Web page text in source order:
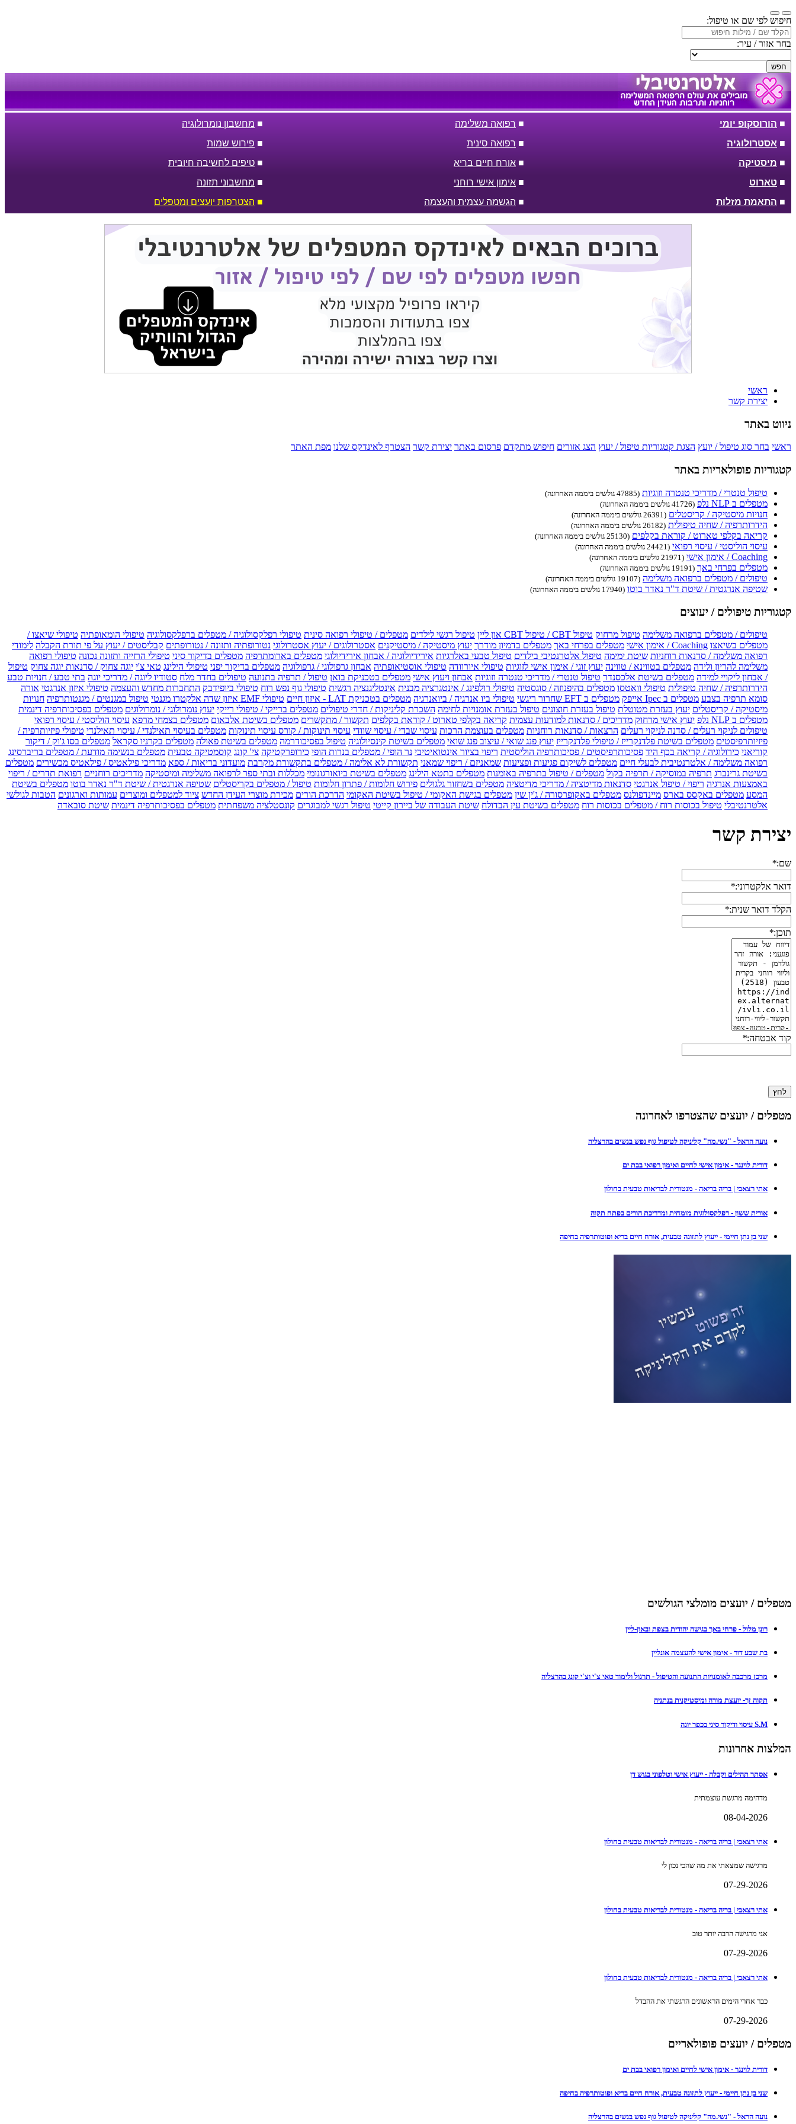
חיפוש לפי שם או טיפול:
בחר אזור / עיר:
חפש
■ הורוסקופ יומי ■ רפואה משלימה ■ מחשבון נומרולוגיה
■ אסטרולוגיה ■ רפואה סינית ■ פירוש שמות
■ מיסטיקה ■ אורח חיים בריא ■ טיפים לחשיבה חיובית
■ טארוט ■ אימון אישי רוחני ■ מחשבוני תזונה
■ התאמת מזלות ■ הגשמה עצמית והעצמה ■ הצטרפות יועצים ומטפלים
ראשי
יצירת קשר
ניווט באתר
ראשי בחר סוג טיפול / יועץ הצגת קטגוריות טיפול / יעוץ הצג אזורים חיפוש מתקדם פרסום באתר יצירת קשר הצטרף לאינדקס שלנו מפת האתר
קטגוריות פופולאריות באתר
טיפול טנטרי / מדריכי טנטרה וזוגיות (47885 גולשים ביממה האחרונה)
מטפלים ב NLP נלפ (41726 גולשים ביממה האחרונה)
חנויות מיסטיקה / קריסטלים (26391 גולשים ביממה האחרונה)
הידרותרפיה / שחיה טיפולית (26182 גולשים ביממה האחרונה)
קריאה בקלפי טארוט / קוראת בקלפים (25130 גולשים ביממה האחרונה)
עיסוי הוליסטי / עיסוי רפואי (24421 גולשים ביממה האחרונה)
Coaching / אימון אישי (21971 גולשים ביממה האחרונה)
מטפלים בפרחי באך (19191 גולשים ביממה האחרונה)
טיפולים / מטפלים ברפואה משלימה (19107 גולשים ביממה האחרונה)
שטיפה אנרגטית / שיטת ד"ר נאדר בוטו (17940 גולשים ביממה האחרונה)
קטגוריות טיפולים / יעוצים
טיפולים / מטפלים ברפואה משלימה טיפול מרחוק טיפול CBT / טיפול CBT און ליין טיפול רגשי לילדים מטפלים / טיפולי רפואה סינית טיפולי רפלקסולוגיה / מטפלים ברפלקסולוגיה טיפולי הומאופתיה טיפולי שיאצו /
מטפלים בשיאצו Coaching / אימון אישי מטפלים בפרחי באך מטפלים בדמיון מודרך יעוץ מיסטיקה / מיסטיקנים אסטרולוגים / יעוץ אסטרולוגי נטורופתיה ותזונה / נטורופתים קבליסטים / יעוץ על פי תורת הקבלה לימודי
רפואה משלימה / סדנאות רוחניות שיטת ימימה טיפול אלטרנטיבי בילדים טיפול טבעי באלרגיות אירידיולוגיה / אבחון אירידיולוגי מטפלים בארומתרפיה מטפלים בדיקור סיני טיפולי הרזייה ותזונה נכונה טיפולי רפואה
משלימה להריון ולידה מטפלים בטווינא / טווינה יעוץ זוגי / אימון אישי לזוגיות טיפולי איורוודה טיפולי אוסטיאופתיה אבחון גרפולוגי / גרפולוגיה מטפלים בדיקור יפני טיפולי הילינג טאי צ'י יוגה צחוק / סדנאות יוגה צחוק טיפול
/ אבחון ליקויי למידה מטפלים בשיטת אלכסנדר טיפול טנטרי / מדריכי טנטרה וזוגיות אבחון ויעוץ אישי מטפלים בטכניקת בואן טיפול / תרפיה בתנועה טיפולים בחדר מלח סטודיו ליוגה / מדריכי יוגה בתי טבע / חנויות טבע
הידרותרפיה / שחיה טיפולית טיפולי וואטסו מטפלים בהיפנוזה / סוגסטיה טיפולי רולפינג / אינטגרציה מבנית אינטליגנציה רגשית טיפולי גוף נפש רוח טיפולי ביופידבק התחברות מחדש והעצמה טיפולי איזון אנרגטי אורה
סומא תרפיה בצבע מטפלים ב Ipec אייפק מטפלים ב EFT שחרור ריגשי טיפולי ביו אנרגיה / ביואנרגיה מטפלים בטכניקת LAT - איזון חיים טיפולי EMF איזון שדה אלקטרו מגנטי טיפול במגנטים / מגנטותרפיה חנויות
מיסטיקה / קריסטלים יעוץ בעזרת מטוטלת טיפול בעזרת חוצונים טיפול בעזרת אומנויות לחימה השכרת קליניקות / חדרי טיפולים מטפלים ברייקי / טיפולי רייקי יעוץ נומרולוגי / נומרולוגים מטפלים בפסיכותרפיה דינמית
מטפלים ב NLP נלפ
יעוץ אישי מרחוק מדריכים / סדנאות למודעות עצמית קריאה בקלפי טארוט / קוראת בקלפים תקשור / מתקשרים מטפלים בשיטת אלבאום מטפלים בצמחי מרפא עיסוי הוליסטי / עיסוי רפואי
טיפולים לניקוי רעלים / סדנה לניקוי רעלים הרצאות / סדנאות רוחניות מטפלים בעוצמת הרכות עיסוי שבדי / עיסוי שוודי עיסוי תינוקות / קורס עיסוי תינוקות מטפלים בעיסוי תאילנדי / עיסוי תאילנדי טיפולי פיזיותרפיה /
פיזיותרפיסטים מטפלים בשיטת פלדנקרייז / טיפולי פלדנקרייז יעוץ פנג שואי / עיצוב פנג שואי מטפלים בשיטת קינסיולוגיה טיפול בפסיכודרמה מטפלים בשיטת פאולה מטפלים בקרניו סקראל מטפלים בסו ג'וק / דיקור
קוריאני כירולוגיה / קריאה בכף היד פסיכותרפיסטים / פסיכותרפיה הוליסטית ריפוי בציור אינטואיטיבי נר הופי / מטפלים בנרות הופי כירופרקטיקה צי' קונג קוסמטיקה טבעית מטפלים בנשימה מודעת / מטפלים בריברסינג
רפואה משלימה / אלטרנטיבית לבעלי חיים מטפלים לשיקום פגיעות ופציעות שמאניזם / ריפוי שמאני תקשורת לא אלימה / מטפלים בתקשורת מקרבת מועדוני בריאות / ספא מדריכי פילאטיס / פילאטיס מכשירים מטפלים
בשיטת גרינברג תרפיה במוסיקה / תרפיה בקול מטפלים / טיפול בתרפיה באומנות מטפלים בתטא הילינג מטפלים בשיטת ביואורגונומי מכללות ובתי ספר לרפואה משלימה ומיסטיקה מדריכים רוחניים רפואת תדרים / ריפוי
באמצעות אנרגיה ריפוי / טיפול אנרגטי סדנאות מדיטציה / מדריכי מדיטציה מטפלים בשחזור גלגולים פירוש חלומות / פתרון חלומות טיפול / מטפלים בקריסטלים שטיפה אנרגטית / שיטת ד"ר נאדר בוטו מטפלים בשיטת
המסע מטפלים באקסס בארס מיינדפולנס מטפלים באקופרסורה / ג'ין שין מטפלים בגישת האקומי / טיפול בשיטת האקומי הדרכת הורים מכירת מוצרי העידן החדש ציוד למטפלים ומוצרים עמותות וארגונים הטבות לגולשי
אלטרנטיבלי טיפול בכוסות רוח / מטפלים בכוסות רוח מטפלים בשיטת עין הבדולח שיטת העבודה של ביירון קייטי טיפול רגשי למבוגרים קונסטלציה משפחתית מטפלים בפסיכותרפיה דינמית שיטת סובאדה
יצירת קשר
שם:*
דואר אלקטרוני:*
הקלד דואר שנית:*
תוכן:*
קוד אבטחה:*
לחץ
מטפלים / יועצים שהצטרפו לאחרונה
נועה הראל - "נשי.מה" קליניקה לטיפול גוף נפש בנשים בהרצליה
דורית לוינגר - אימון אישי לחיים ואימון רפואי בבת ים
אתי רצאבי | בריה בריאה - מנטורית לבריאות טבעית בחולון
אורית ששון - רפלקסולוגית מומחית ומדריכת הורים בפתח תקוה
שני בן נתן חיימי - ייעוץ לתזונה טבעית, אורח חיים בריא ופוטותרפיה בחיפה
מטפלים / יועצים מומלצי הגולשים
רונן מלול - פרחי באך בגישה יהודית בצפת ובאון-ליין
בת שבע דור - אימון אישי להעצמה אונליין
מרכז מרכבה לאומנויות התנועה והטיפול - תרגול ולימוד טאי צ'י וצ'י קונג בהרצליה
תקוה זך- יועצת מורה ומיסטיקנית בנתניה
S.M עיסוי ודיקור סיני בכפר יונה
המלצות אחרונות
אסתר תהילים וקבלה - ייעוץ אישי וטלפוני בגוש דן
מדהימה מרגשת עוצמתית
08-04-2026
אתי רצאבי | בריה בריאה - מנטורית לבריאות טבעית בחולון
מרגישה שמצאתי את מה שהכי נכון לי
07-29-2026
אתי רצאבי | בריה בריאה - מנטורית לבריאות טבעית בחולון
אני מרגישה הרבה יותר טוב
07-29-2026
אתי רצאבי | בריה בריאה - מנטורית לבריאות טבעית בחולון
כבר אחרי הימים הראשונים הרגשתי את ההבדל
07-29-2026
מטפלים / יועצים פופולאריים
דורית לוינגר - אימון אישי לחיים ואימון רפואי בבת ים
שני בן נתן חיימי - ייעוץ לתזונה טבעית, אורח חיים בריא ופוטותרפיה בחיפה
נועה הראל - "נשי.מה" קליניקה לטיפול גוף נפש בנשים בהרצליה